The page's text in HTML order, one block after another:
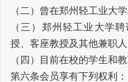
（二）曾在郑州轻工业大
（三）郑州轻工业大学
授、客座教授及其他兼职人
（四）目前在校的学生和教
第六条会员享有下列权利：